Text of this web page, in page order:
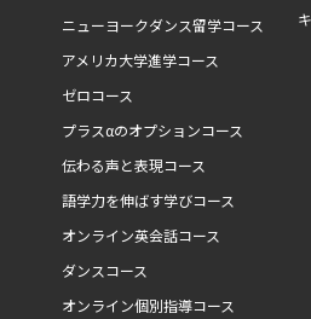
ニューヨークダンス留学コース
アメリカ大学進学コース
ゼロコース
プラスαのオプションコース
伝わる声と表現コース
語学力を伸ばす学びコース
オンライン英会話コース
ダンスコース
オンライン個別指導コース